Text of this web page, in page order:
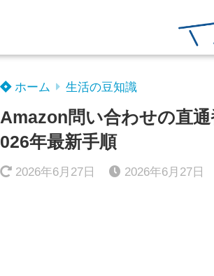
ホーム 生活の豆知識
Amazon問い合わせの直
026年最新手順
2026年6月27日 2026年6月27日